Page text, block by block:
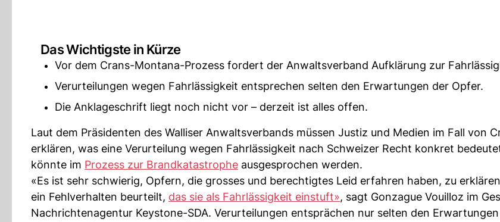
Das Wichtigste in Kürze
Vor dem Crans-Montana-Prozess fordert der Anwaltsverband Aufklärung zur
Verurteilungen wegen Fahrlässigkeit entsprechen selten den Erwartungen der Opfer.
Die Anklageschrift liegt noch nicht vor – derzeit ist alles offen.
Laut dem Präsidenten des Walliser Anwaltsverbands müssen Justiz und Medien im Fall von
erklären, was eine Verurteilung wegen Fahrlässigkeit nach Schweizer Recht konkret
könnte im Prozess zur Brandkatastrophe ausgesprochen werden.
«Es ist sehr schwierig, Opfern, die grosses und berechtigtes Leid erfahren haben, zu
ein Fehlverhalten beurteilt, das sie als Fahrlässigkeit einstuft», sagt Gonzague Vouilloz im
Nachrichtenagentur Keystone-SDA. Verurteilungen entsprächen nur selten den